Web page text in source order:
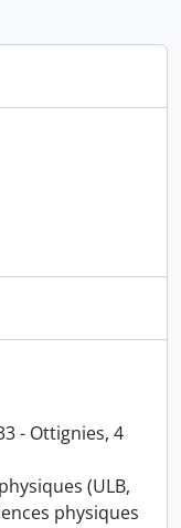
- Ottignies, 4
(ULB,
physiques